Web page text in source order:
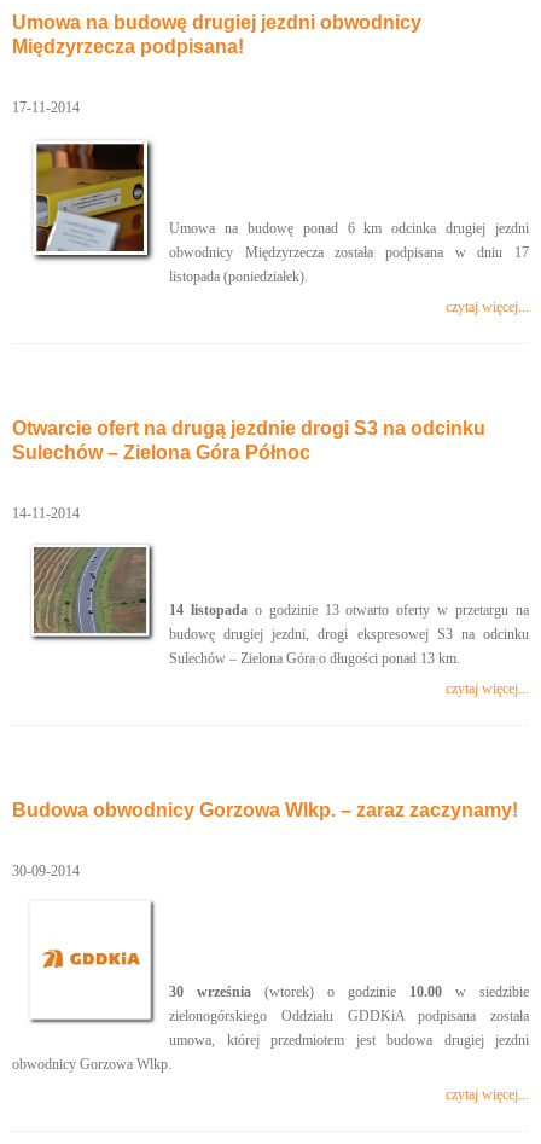
Umowa na budowę drugiej jezdni obwodnicy
Międzyrzecza podpisana!
17-11-2014
Umowa na budowę ponad 6 km odcinka drugiej jezdni
obwodnicy Międzyrzecza została podpisana w dniu 17
listopada (poniedziałek).
czytaj więcej...
Otwarcie ofert na drugą jezdnie drogi S3 na odcinku
Sulechów – Zielona Góra Północ
14-11-2014
14 listopada o godzinie 13 otwarto oferty w przetargu na
budowę drugiej jezdni, drogi ekspresowej S3 na odcinku
Sulechów – Zielona Góra o długości ponad 13 km.
czytaj więcej...
Budowa obwodnicy Gorzowa Wlkp. – zaraz zaczynamy!
30-09-2014
30 września (wtorek) o godzinie 10.00 w siedzibie
zielonogórskiego Oddziału GDDKiA podpisana została
umowa, której przedmiotem jest budowa drugiej jezdni
obwodnicy Gorzowa Wlkp.
czytaj więcej...